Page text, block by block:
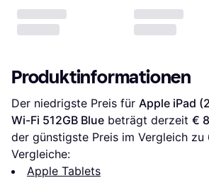
Produktinformationen
Der niedrigste Preis für Apple iPad
Wi-Fi 512GB Blue beträgt derzeit €
der günstigste Preis im Vergleich zu
Vergleiche:
Apple Tablets